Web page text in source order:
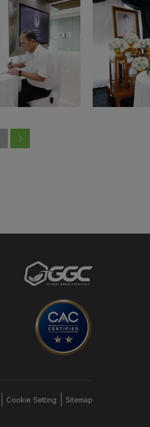
Cookie Setting Sitemap